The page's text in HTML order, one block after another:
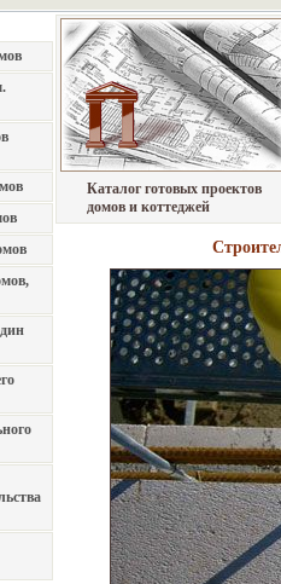
Каталог готовых проектов
домов и коттеджей